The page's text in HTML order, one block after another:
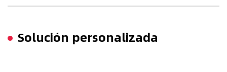
Solución personalizada